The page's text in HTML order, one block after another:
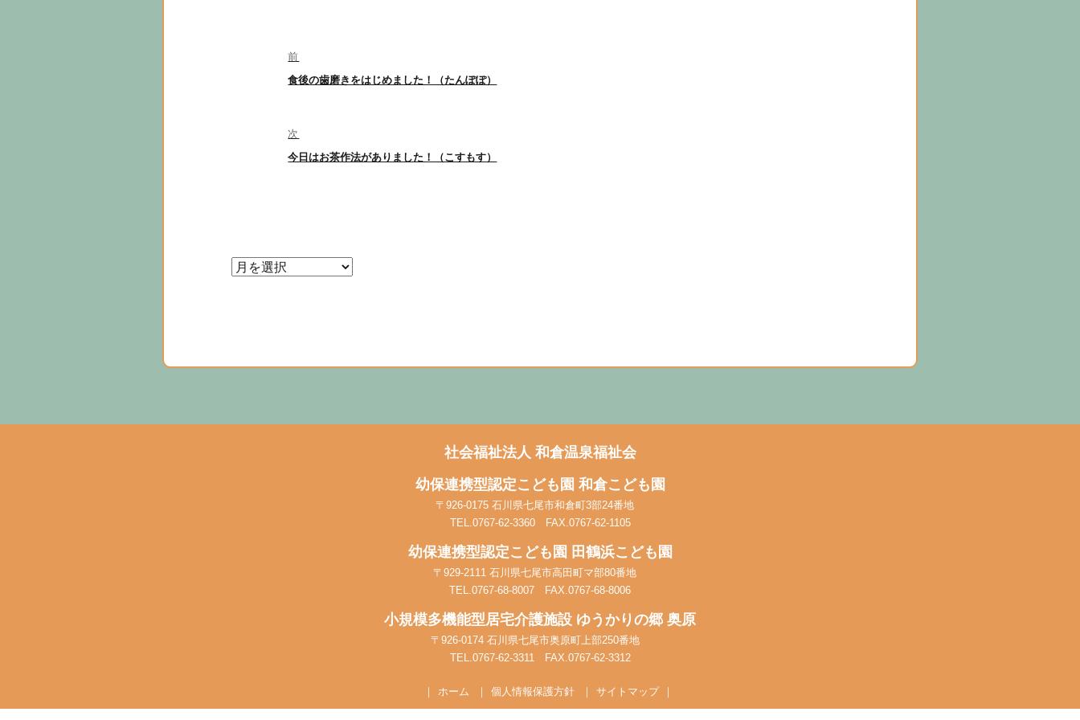
稿
ビ
ゲ
ン
前
前
稿:
食後の歯磨きをはじめました！（たんぽぽ）
次
次
今日はお茶作法がありました！（こすもす）
社会福祉法人 和倉温泉福祉会
幼保連携型認定こども園 和倉こども園
〒926-0175 石川県七尾市和倉町3部24番地
TEL.0767-62-3360 FAX.0767-62-1105
幼保連携型認定こども園 田鶴浜こども園
〒929-2111 石川県七尾市高田町マ部80番地
TEL.0767-68-8007 FAX.0767-68-8006
小規模多機能型居宅介護施設 ゆうかりの郷 奥原
〒926-0174 石川県七尾市奥原町上部250番地
TEL.0767-62-3311 FAX.0767-62-3312
ホーム 個人情報保護方針 サイトマップ